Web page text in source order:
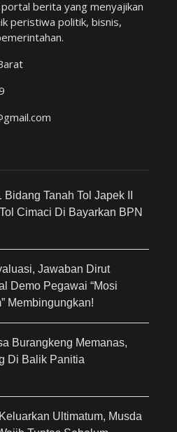
berita yang menyajikan
peristiwa politik, bisnis,
Tanah Tol Japek II
Cimaci Di Bayarkan BPN
Jawaban Dirut
Demo Pegawai “Mosi
Membingungkan!
Burangkeng Memanas,
Di Balik Panitia
Ultimatum, Musda